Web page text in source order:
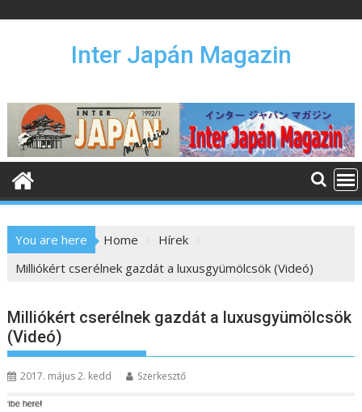
n
e
Inter Japán Magazin
You are here Home
Hírek
Milliókért cserélnek gazdát a luxusgyümölcsök (Videó)
Milliókért cserélnek gazdát a luxusgyümölcsök
(Videó)
2017. május 2. kedd Szerkesztő